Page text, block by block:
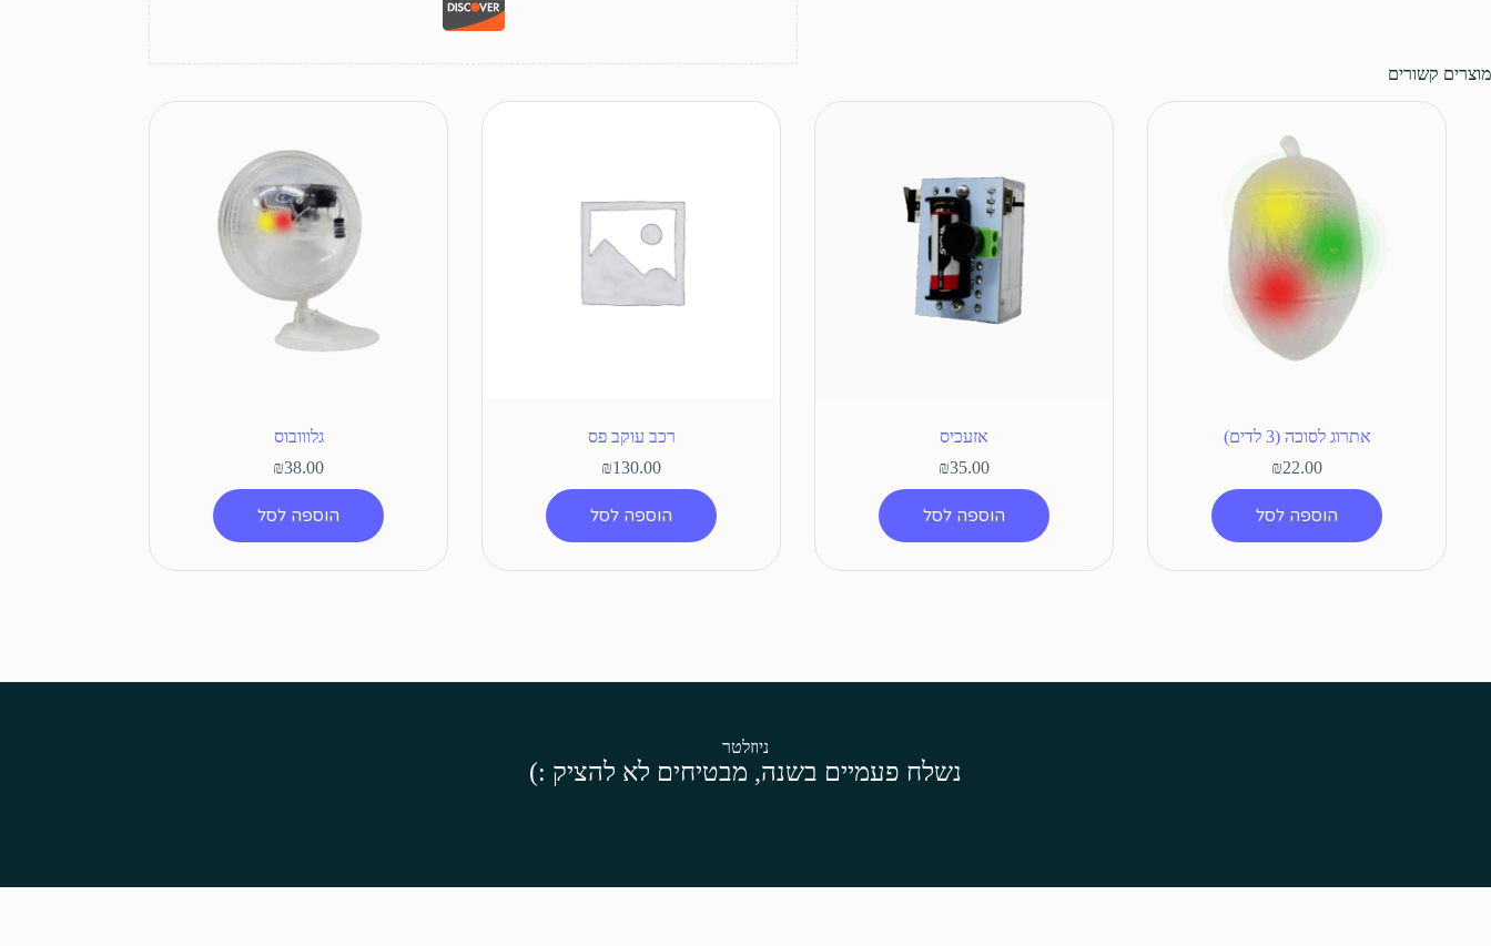
מוצרים קשורים
אתרוג לסוכה (3 לדים)
₪22.00
הוספה לסל
אזעכיס
₪35.00
הוספה לסל
רכב עוקב פס
₪130.00
הוספה לסל
גלווובוס
₪38.00
הוספה לסל
ניוזלטר
נשלח פעמיים בשנה, מבטיחים לא להציק :)